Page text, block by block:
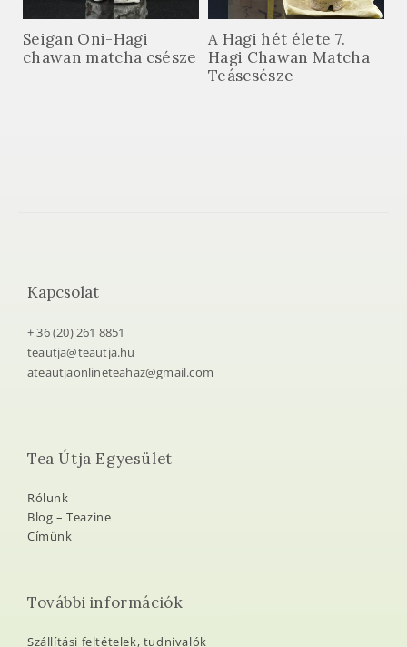
Seigan Oni-Hagi
chawan matcha csésze
A Hagi hét élete 7.
Hagi Chawan Matcha
Teáscsésze
Kapcsolat
+ 36 (20) 261 8851
teautja@teautja.hu
ateautjaonlineteahaz@gmail.com
Tea Útja Egyesület
Rólunk
Blog – Teazine
Címünk
További információk
Szállítási feltételek, tudnivalók